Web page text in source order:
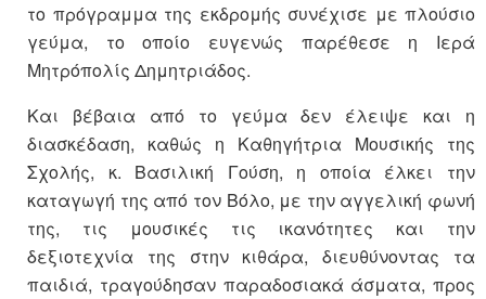
το πρόγραμμα της εκδρομής συνέχισε με πλούσιο
γεύμα, το οποίο ευγενώς παρέθεσε η Ιερά
Μητρόπολίς Δημητριάδος.
Και βέβαια από το γεύμα δεν έλειψε και η
διασκέδαση, καθώς η Καθηγήτρια Μουσικής της
Σχολής, κ. Βασιλική Γούση, η οποία έλκει την
καταγωγή της από τον Βόλο, με την αγγελική φωνή
της, τις μουσικές τις ικανότητες και την
δεξιοτεχνία της στην κιθάρα, διευθύνοντας τα
παιδιά, τραγούδησαν παραδοσιακά άσματα, προς